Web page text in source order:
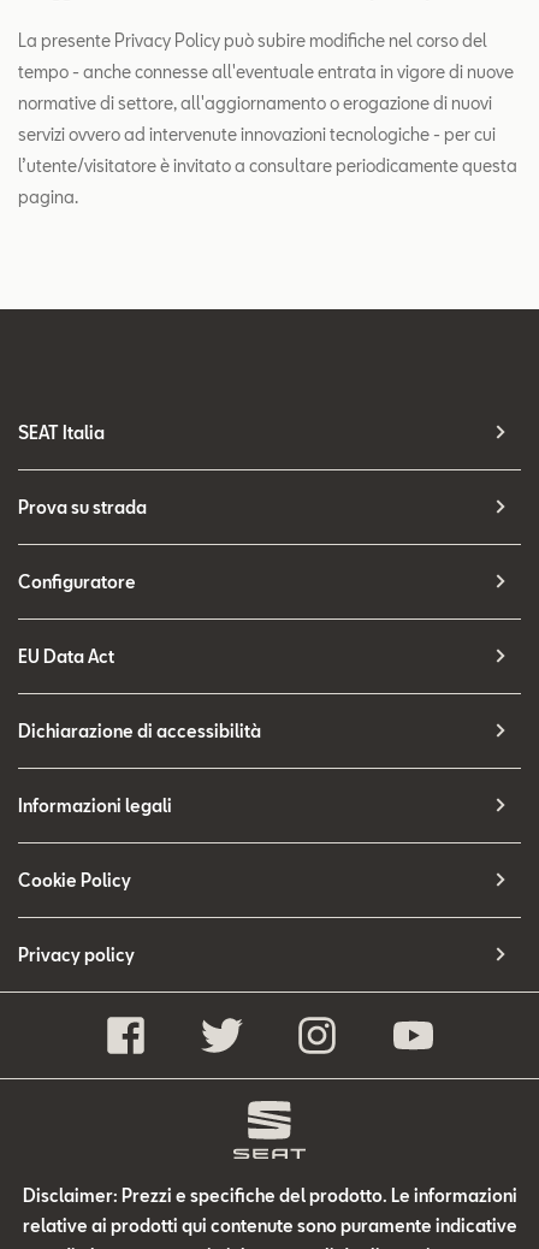
La presente Privacy Policy può subire modifiche nel corso del
tempo - anche connesse all'eventuale entrata in vigore di nuove
normative di settore, all'aggiornamento o erogazione di nuovi
servizi ovvero ad intervenute innovazioni tecnologiche - per cui
l’utente/visitatore è invitato a consultare periodicamente questa
pagina.
SEAT Italia
Prova su strada
Configuratore
EU Data Act
Dichiarazione di accessibilità
Informazioni legali
Cookie Policy
Privacy policy
Disclaimer: Prezzi e specifiche del prodotto. Le informazioni
relative ai prodotti qui contenute sono puramente indicative